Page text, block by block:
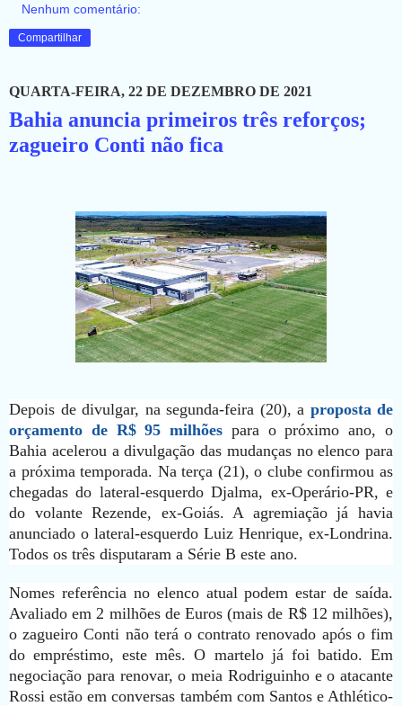
Nenhum comentário:
Compartilhar
QUARTA-FEIRA, 22 DE DEZEMBRO DE 2021
Bahia anuncia primeiros três reforços;
zagueiro Conti não fica
Depois de divulgar, na segunda-feira (20), a proposta de
orçamento de R$ 95 milhões para o próximo ano, o
Bahia acelerou a divulgação das mudanças no elenco para
a próxima temporada. Na terça (21), o clube confirmou as
chegadas do lateral-esquerdo Djalma, ex-Operário-PR, e
do volante Rezende, ex-Goiás. A agremiação já havia
anunciado o lateral-esquerdo Luiz Henrique, ex-Londrina.
Todos os três disputaram a Série B este ano.
Nomes referência no elenco atual podem estar de saída.
Avaliado em 2 milhões de Euros (mais de R$ 12 milhões),
o zagueiro Conti não terá o contrato renovado após o fim
do empréstimo, este mês. O martelo já foi batido. Em
negociação para renovar, o meia Rodriguinho e o atacante
Rossi estão em conversas também com Santos e Athlético-